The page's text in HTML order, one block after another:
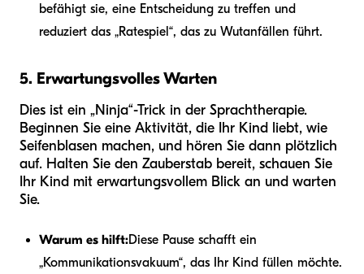
befähigt sie, eine Entscheidung zu treffen und
reduziert das „Ratespiel“, das zu Wutanfällen führt.
5. Erwartungsvolles Warten
Dies ist ein „Ninja“-Trick in der Sprachtherapie.
Beginnen Sie eine Aktivität, die Ihr Kind liebt, wie
Seifenblasen machen, und hören Sie dann plötzlich
auf. Halten Sie den Zauberstab bereit, schauen Sie
Ihr Kind mit erwartungsvollem Blick an und warten
Sie.
Warum es hilft:Diese Pause schafft ein
„Kommunikationsvakuum“, das Ihr Kind füllen möchte.